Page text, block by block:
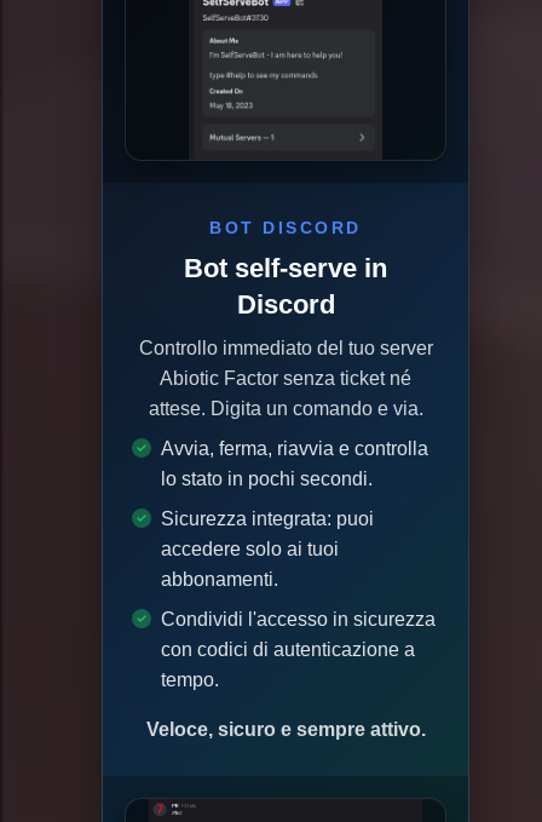
BOT DISCORD
Bot self-serve in
Discord
Controllo immediato del tuo server
Abiotic Factor senza ticket né
attese. Digita un comando e via.
Avvia, ferma, riavvia e controlla
lo stato in pochi secondi.
Sicurezza integrata: puoi
accedere solo ai tuoi
abbonamenti.
Condividi l'accesso in sicurezza
con codici di autenticazione a
tempo.
Veloce, sicuro e sempre attivo.